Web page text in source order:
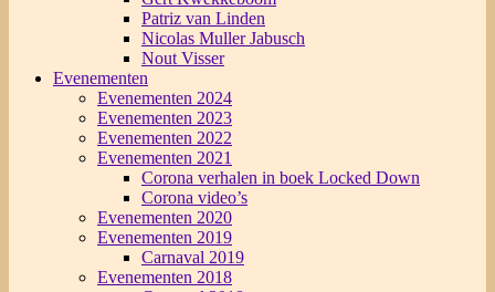
Patriz van Linden
Nicolas Muller Jabusch
Nout Visser
Evenementen
Evenementen 2024
Evenementen 2023
Evenementen 2022
Evenementen 2021
Corona verhalen in boek Locked Down
Corona video’s
Evenementen 2020
Evenementen 2019
Carnaval 2019
Evenementen 2018